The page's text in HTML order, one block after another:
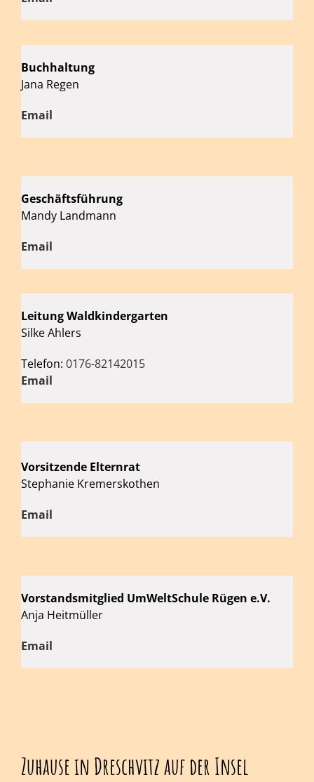
Buchhaltung
Jana Regen
Email
Geschäftsführung
Mandy Landmann
Email
Leitung Waldkindergarten
Silke Ahlers
Telefon: 0176-82142015
Email
Vorsitzende Elternrat
Stephanie Kremerskothen
Email
Vorstandsmitglied UmWeltSchule Rügen e.V.
Anja Heitmüller
Email
Zuhause in Dreschvitz auf der Insel